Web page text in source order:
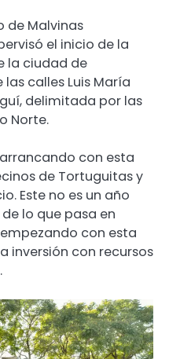
de Malvinas
el inicio de la
la ciudad de
calles Luis María
delimitada por las
Norte.
arrancando con esta
de Tortuguitas y
Este no es un año
lo que pasa en
con esta
inversión con recursos